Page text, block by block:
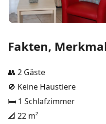
Fakten,
👥 2 Gäste
🚫 Keine Haustiere
🛏️ 1 Schlafzimmer
📐 22 m²